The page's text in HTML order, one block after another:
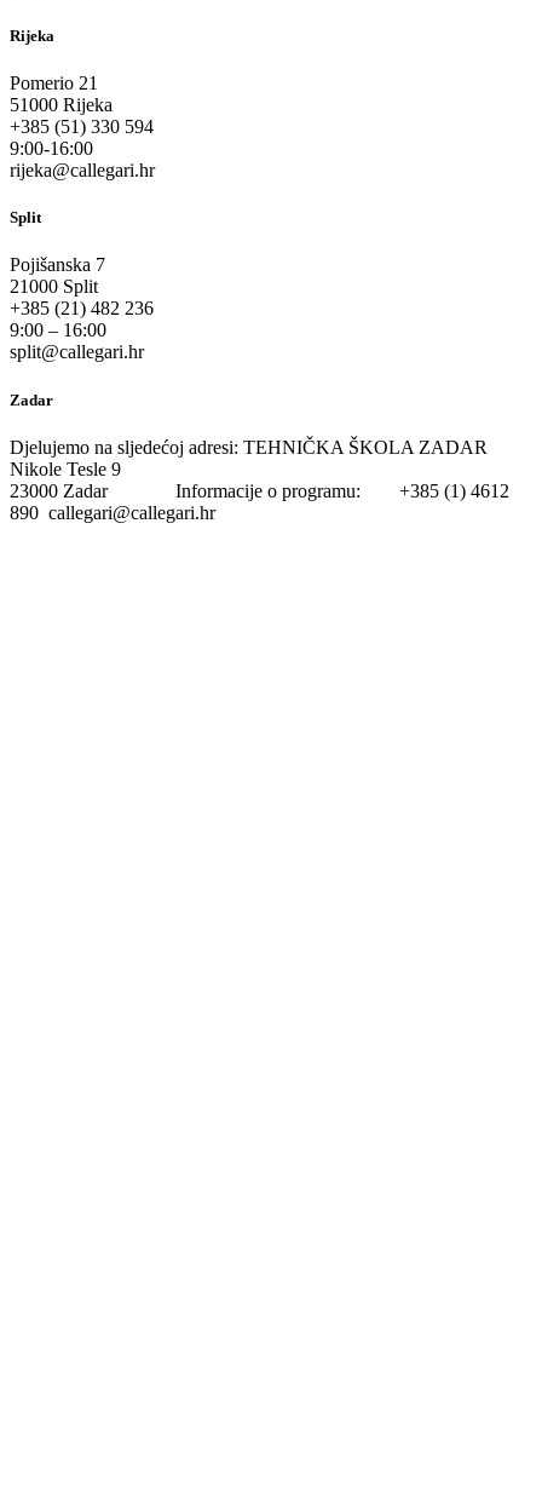
Rijeka
Pomerio 21
51000 Rijeka
+385 (51) 330 594
9:00-16:00
rijeka@callegari.hr
Split
Pojišanska 7
21000 Split
+385 (21) 482 236
9:00 – 16:00
split@callegari.hr
Zadar
Djelujemo na sljedećoj adresi: TEHNIČKA ŠKOLA ZADAR
Nikole Tesle 9
23000 Zadar Informacije o programu: +385 (1) 4612
890 callegari@callegari.hr